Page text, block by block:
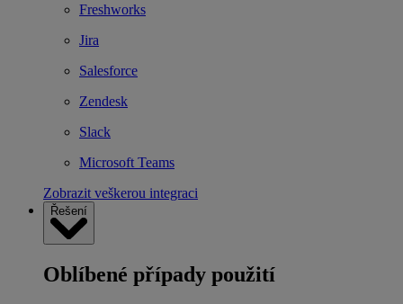
Freshworks
Jira
Salesforce
Zendesk
Slack
Microsoft Teams
Zobrazit veškerou integraci
Řešení
Oblíbené případy použití